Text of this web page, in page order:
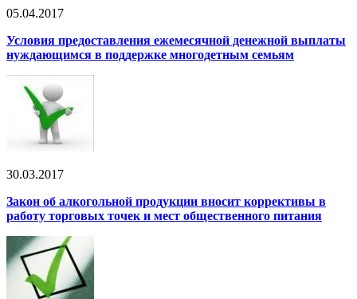
05.04.2017
Условия предоставления ежемесячной денежной выплаты
нуждающимся в поддержке многодетным семьям
30.03.2017
Закон об алкогольной продукции вносит коррективы в
работу торговых точек и мест общественного питания